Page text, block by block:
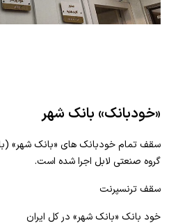
«خودبانک» بانک شهر
سقف تمام خودبانک های «بانک شهر»
گروه صنعتی لابل اجرا شده است.
سقف ترنسپرنت
خود بانک «بانک شهر» در کل ایران